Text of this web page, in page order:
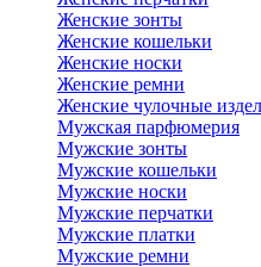
Женские зонты
Женские кошельки
Женские носки
Женские ремни
Женские чулочные
Мужская парфюмерия
Мужские зонты
Мужские кошельки
Мужские носки
Мужские перчатки
Мужские платки
Мужские ремни